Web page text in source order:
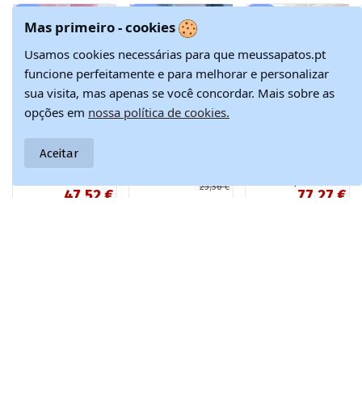
Tênis estilosos
plataforma rosa
47,52 € 25,36 €
Big Star TT274161
77,27 €
Mas primeiro - cookies
Usamos cookies necessárias para que meussapatos.pt
funcione perfeitamente e para melhorar e personalizar
sua visita, mas apenas se você concordar. Mais sobre as
opções em nossa política de cookies.
Aceitar